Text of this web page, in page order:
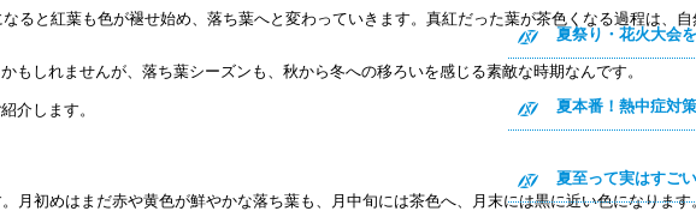
ると紅葉も色が褪せ始め、落ち葉へと変わっていきます。真紅だった葉が茶色くなる過程は、
もしれませんが、落ち葉シーズンも、秋から冬への移ろいを感じる素敵な時期なんです。
介します。
月初めはまだ赤や黄色が鮮やかな落ち葉も、月中旬には茶色へ、月末には黒に近い色になりま